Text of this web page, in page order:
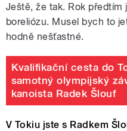
Ještě, že tak. Rok
boreliózu. Musel bych to
hodně nešťastné.
Kvalifikační cesta do
samotný olympijský
kanoista Radek Šlouf
V Tokiu jste s Radkem